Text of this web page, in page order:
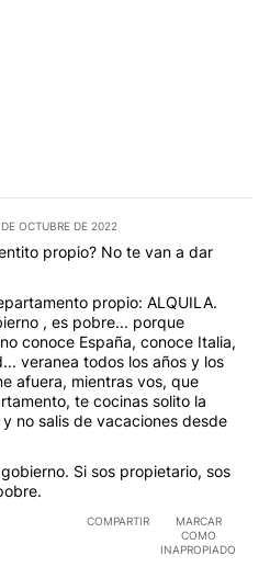
OCTUBRE DE 2022
propio? No te van a dar
propio: ALQUILA.
, es pobre... porque
conoce España, conoce Italia,
veranea todos los años y los
afuera, mientras vos, que
te cocinas solito la
no salis de vacaciones desde
Si sos propietario, sos
COMPARTIR
MARCAR
COMO
INAPROPIADO